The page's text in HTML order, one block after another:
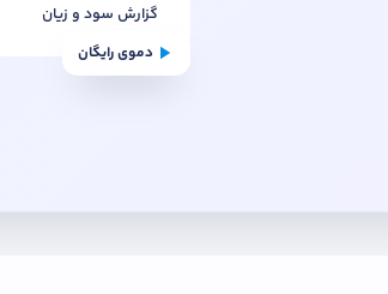
گزارش سود و زیان
دموی رایگان